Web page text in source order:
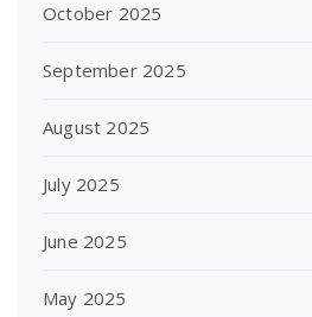
October 2025
September 2025
August 2025
July 2025
June 2025
May 2025